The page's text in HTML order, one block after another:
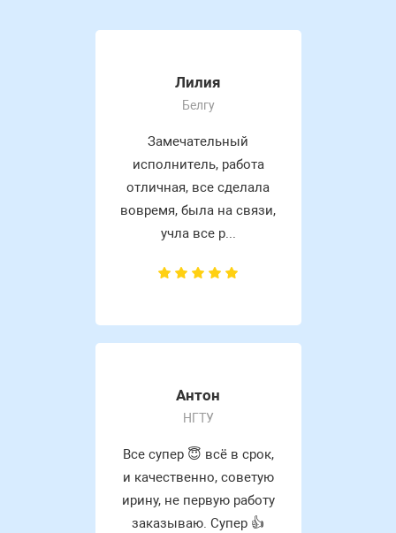
Лилия
Белгу
Замечательный
исполнитель, работа
отличная, все сделала
вовремя, была на связи,
учла все р...
Антон
НГТУ
Все супер 😇 всё в срок,
и качественно, советую
ирину, не первую работу
заказываю. Супер 👍